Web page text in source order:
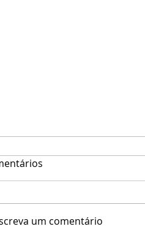
um comentário